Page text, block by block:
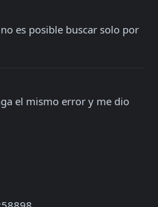
es posible buscar solo por
el mismo error y me dio